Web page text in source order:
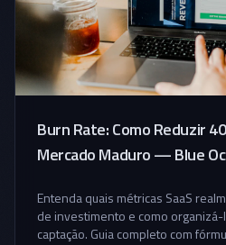
Burn Rate: Como Reduzir
Mercado Maduro — Blue
Entenda quais métricas SaaS
de investimento e como
captação. Guia completo com